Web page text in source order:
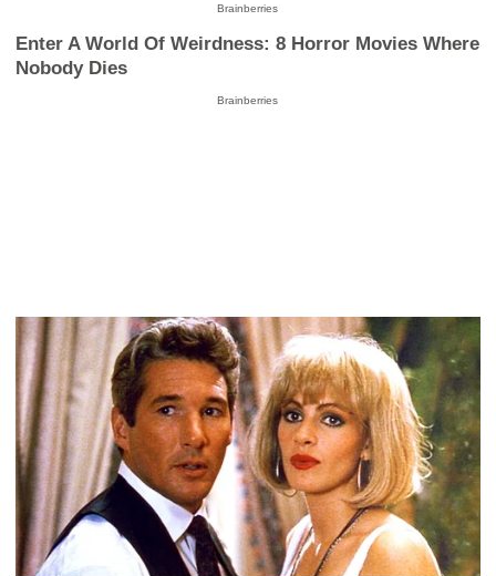
Brainberries
Enter A World Of Weirdness: 8 Horror Movies Where
Nobody Dies
Brainberries